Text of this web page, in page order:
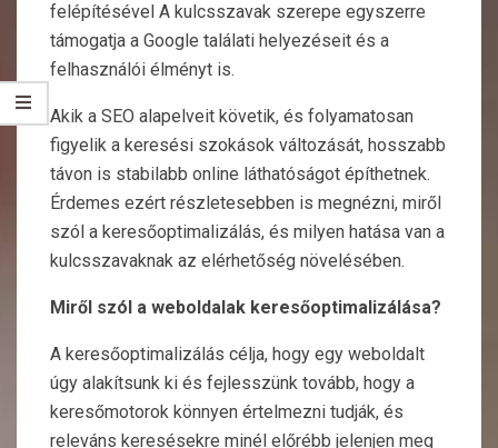
felépítésével A kulcsszavak szerepe egyszerre
támogatja a Google találati helyezéseit és a
felhasználói élményt is.
Akik a SEO alapelveit követik, és folyamatosan
figyelik a keresési szokások változását, hosszabb
távon is stabilabb online láthatóságot építhetnek.
Érdemes ezért részletesebben is megnézni, miről
szól a keresőoptimalizálás, és milyen hatása van a
kulcsszavaknak az elérhetőség növelésében.
Miről szól a weboldalak keresőoptimalizálása?
A keresőoptimalizálás célja, hogy egy weboldalt
úgy alakítsunk ki és fejlesszünk tovább, hogy a
keresőmotorok könnyen értelmezni tudják, és
releváns keresésekre minél előrébb jelenjen meg